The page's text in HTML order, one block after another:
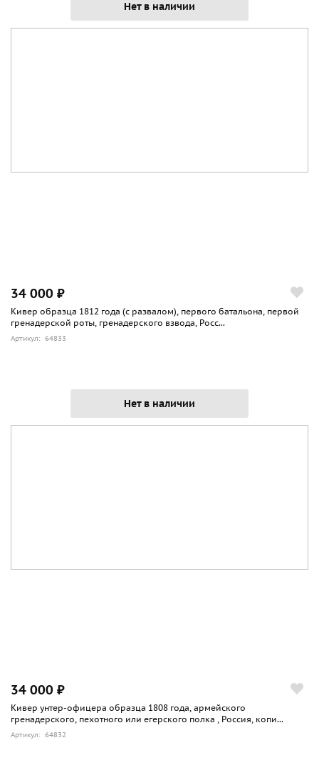
Нет в наличии
34 000 ₽
Кивер образца 1812 года (с развалом), первого батальона, первой
гренадерской роты, гренадерского взвода, Росс...
Артикул: 64833
Нет в наличии
34 000 ₽
Кивер унтер-офицера образца 1808 года, армейского
гренадерского, пехотного или егерского полка , Россия, копи...
Артикул: 64832